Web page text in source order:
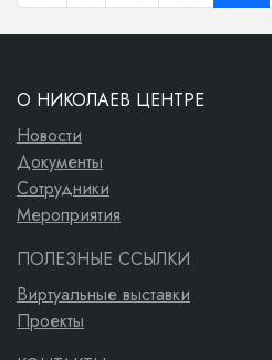
О НИКОЛАЕВ ЦЕНТРЕ
Новости
Документы
Сотрудники
Мероприятия
ПОЛЕЗНЫЕ ССЫЛКИ
Виртуальные выставки
Проекты